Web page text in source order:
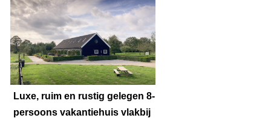
Luxe, ruim en rustig gelegen 8-
persoons vakantiehuis vlakbij